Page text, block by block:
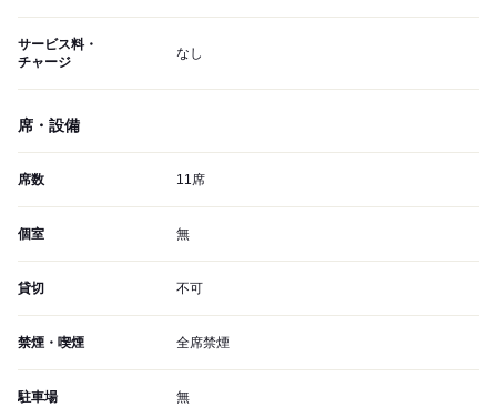
サービス料・
チャージ
なし
席・設備
席数 11席
個室 無
貸切 不可
禁煙・喫煙 全席禁煙
駐車場 無